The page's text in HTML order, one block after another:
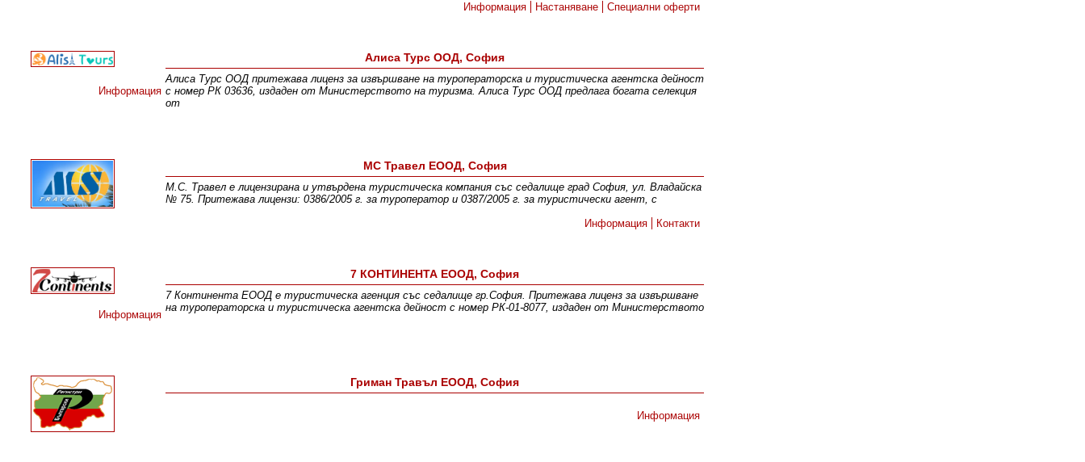
Информация
Настаняване Специални оферти
Алиса Турс ООД, София
Алиса Турс ООД притежава лиценз за извършване на туроператорска и туристическа агентска дейност
с номер РК 03636, издаден от Министерството на туризма. Алиса Турс ООД предлага богата селекция
от
Информация
МС Травел ЕООД, София
М.С. Травел е лицензирана и утвърдена туристическа компания със седалище град София, ул. Владайска
№ 75. Притежава лицензи: 0386/2005 г. за туроператор и 0387/2005 г. за туристически агент, с
Информация
Контакти
7 КОНТИНЕНТА ЕООД, София
7 Континента ЕООД е туристическа агенция със седалище гр.София. Притежава лиценз за извършване
на туроператорска и туристическа агентска дейност с номер РК-01-8077, издаден от Министерството
Информация
Гриман Травъл ЕООД, София
Информация